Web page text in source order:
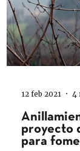
proyecto
para
12 feb 2021 4